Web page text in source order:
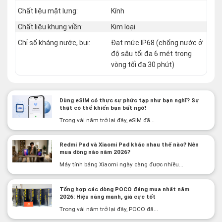
Chất liệu mặt lưng:
Kính
Chất liệu khung viền:
Kim loại
Chỉ số kháng nước, bụi:
Đạt mức IP68 (chống nước ở
độ sâu tối đa 6 mét trong
vòng tối đa 30 phút)
Dùng eSIM có thực sự phức tạp như bạn nghĩ? Sự
thật có thể khiến bạn bất ngờ!
Trong vài năm trở lại đây, eSIM đã...
Redmi Pad và Xiaomi Pad khác nhau thế nào? Nên
mua dòng nào năm 2026?
Máy tính bảng Xiaomi ngày càng được nhiều...
Tổng hợp các dòng POCO đáng mua nhất năm
2026: Hiệu năng mạnh, giá cực tốt
Trong vài năm trở lại đây, POCO đã...